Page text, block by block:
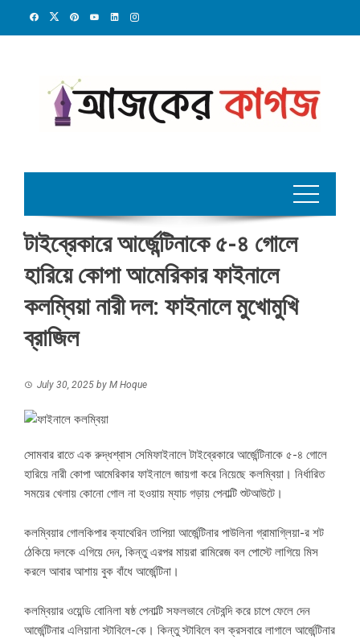
টাইব্রেকারে আর্জেন্টিনাকে ৫-৪ গোলে
হারিয়ে কোপা আমেরিকার ফাইনালে
কলম্বিয়া নারী দল: ফাইনালে মুখোমুখি
ব্রাজিল
July 30, 2025 by M Hoque
সোমবার রাতে এক রুদ্ধশ্বাস সেমিফাইনালে টাইব্রেকারে আর্জেন্টিনাকে ৫-৪ গোলে
হারিয়ে নারী কোপা আমেরিকার ফাইনালে জায়গা করে নিয়েছে কলম্বিয়া। নির্ধারিত
সময়ের খেলায় কোনো গোল না হওয়ায় ম্যাচ গড়ায় পেনাল্টি শুটআউটে।
কলম্বিয়ার গোলকিপার ক্যাথেরিন তাপিয়া আর্জেন্টিনার পাউলিনা গ্রামাগ্লিয়া-র শট
ঠেকিয়ে দলকে এগিয়ে দেন, কিন্তু এরপর মায়রা রামিরেজ বল পোস্টে লাগিয়ে মিস
করলে আবার আশায় বুক বাঁধে আর্জেন্টিনা।
কলম্বিয়ার ওয়েন্ডি বোনিলা ষষ্ঠ পেনাল্টি সফলভাবে নেটবন্দি করে চাপে ফেলে দেন
আর্জেন্টিনার এলিয়ানা স্টাবিলে-কে। কিন্তু স্টাবিলে বল ক্রসবারে লাগালে আর্জেন্টিনার